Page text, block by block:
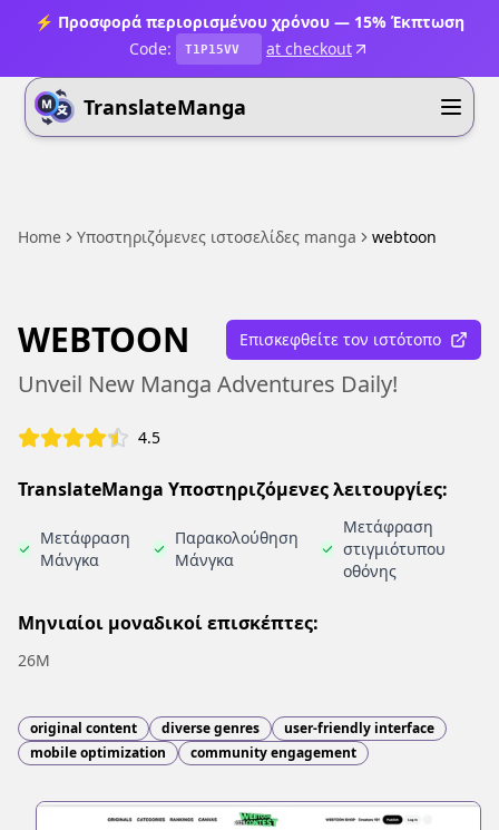
⚡ Προσφορά περιορισμένου χρόνου — 15% Έκπτωση
Code:
T1P15VV at checkout
TranslateManga
Home Υποστηριζόμενες ιστοσελίδες manga webtoon
WEBTOON Επισκεφθείτε τον ιστότοπο
Unveil New Manga Adventures Daily!
4.5
TranslateManga Υποστηριζόμενες λειτουργίες:
Μετάφραση
Μάνγκα
Παρακολούθηση
Μάνγκα
Μετάφραση
στιγμιότυπου
οθόνης
Μηνιαίοι μοναδικοί επισκέπτες:
26M
original content diverse genres
user-friendly interface
mobile optimization
community engagement